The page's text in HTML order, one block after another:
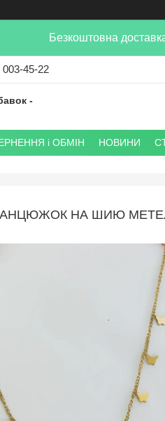
Безкоштовна
45-22
-
і ОБМІН НОВИНИ
НА ШИЮ